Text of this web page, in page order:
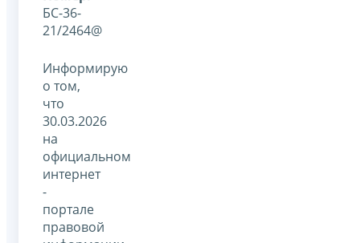
БС-36-
21/2464@
Информирую
о том,
что
30.03.2026
на
официальном
интернет
-
портале
правовой